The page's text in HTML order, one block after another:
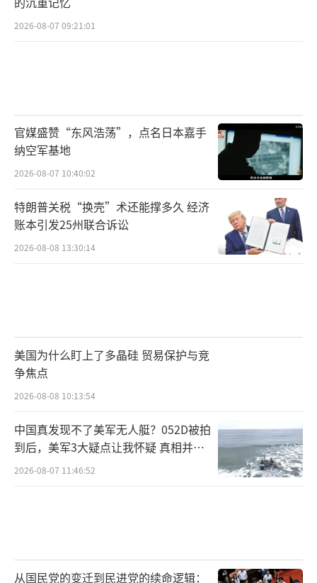
选出总裁，也不能完全保证在国会首相指名选
政权稳定运作的声音。（责任编辑：张小花 TT1000）
2026-08-07 09:21:01
官媒盛赞“东风浩荡”，点名日本嘉手
纳空军基地
2026-08-07 10:40:02
特朗普关税“换壳”术还能撑多久 经济
账本引发25州联合诉讼
2026-08-08 13:30:14
美国为什么盯上了多晶硅 贸易保护与竞
争焦点
2026-08-08 10:13:54
中国真发现不了美军无人艇？052D被拍
到后，美军3大疑点让我怀疑 真相并非
如此
2026-08-07 11:46:52
从国民党的变迁到民进党的续命逻辑：